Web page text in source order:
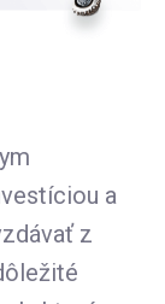
a
z